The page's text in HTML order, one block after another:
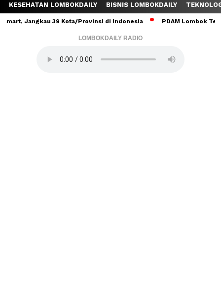
KESEHATAN LOMBOKDAILY BISNIS LOMBOKDAILY
39 Kota/Provinsi di Indonesia PDAM Lombok Tengah
LOMBOKDAILY RADIO